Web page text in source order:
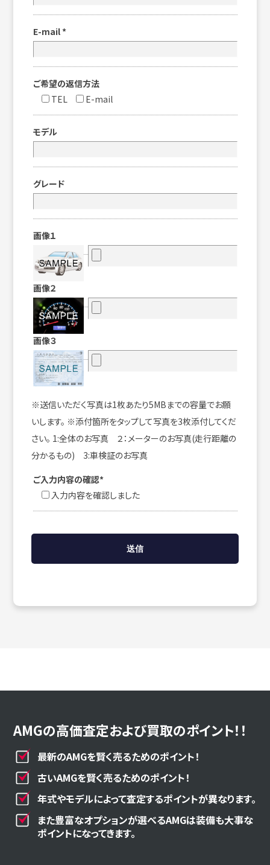
E-mail *
ご希望の返信方法
TEL
E-mail
モデル
グレード
画像１
画像２
画像３
※送信いただく写真は1枚あたり5MBまでの容量でお願
いします。 ※添付箇所をタップして写真を3枚添付してくだ
さい。 1:全体のお写真 ２：メーターのお写真(走行距離の
分かるもの) 3:車検証のお写真
ご入力内容の確認*
入力内容を確認しました
AMGの高価査定および買取のポイント！！
最新のAMGを賢く売るためのポイント！
古いAMGを賢く売るためのポイント！
年式やモデルによって査定するポイントが異なります。
また豊富なオプションが選べるAMGは装備も大事な
ポイントになってきます。